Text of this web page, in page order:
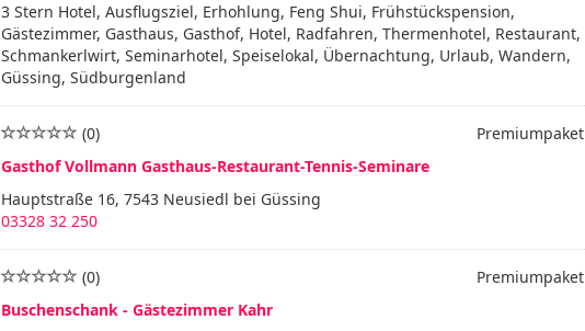
3 Stern Hotel, Ausflugsziel, Erhohlung, Feng Shui, Frühstückspension,
Gästezimmer, Gasthaus, Gasthof, Hotel, Radfahren, Thermenhotel, Restaurant,
Schmankerlwirt, Seminarhotel, Speiselokal, Übernachtung, Urlaub, Wandern,
Güssing, Südburgenland
Premiumpaket
(0)
Gasthof Vollmann Gasthaus-Restaurant-Tennis-Seminare
Hauptstraße 16, 7543 Neusiedl bei Güssing
03328 32 250
Premiumpaket
(0)
Buschenschank - Gästezimmer Kahr